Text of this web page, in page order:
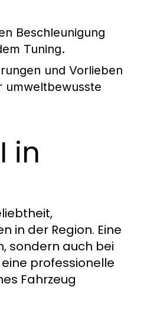
Beschleunigung
Tuning.
und Vorlieben
umweltbewusste
in
in der Region. Eine
sondern auch bei
professionelle
Fahrzeug